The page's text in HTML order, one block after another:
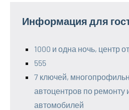
Информация для
1000 и одна ночь, центр
555
7 ключей,
автоцентров по
автомобилей